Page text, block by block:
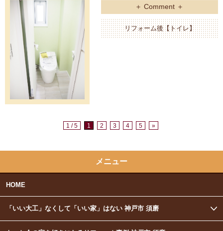
＋ Comment ＋
リフォーム後【トイレ】
1 / 5 1 2 3 4 5 »
メニュー
HOME
「いい大工」なくして「いい家」はない 神戸市 須磨